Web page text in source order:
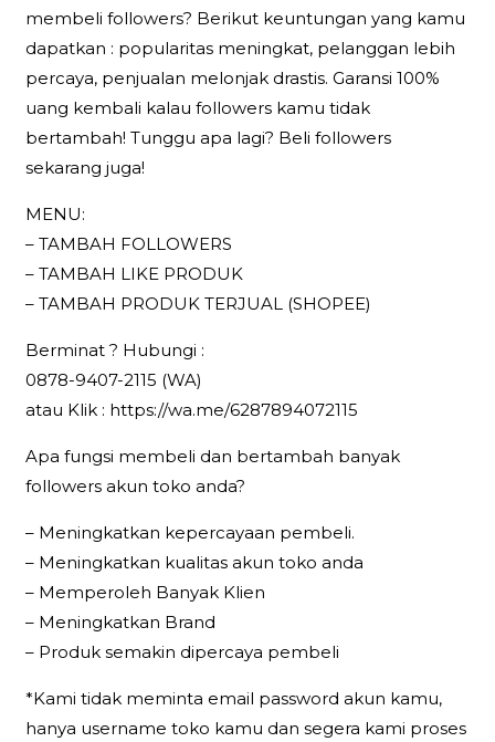
membeli followers? Berikut keuntungan yang kamu
dapatkan : popularitas meningkat, pelanggan lebih
percaya, penjualan melonjak drastis. Garansi 100%
uang kembali kalau followers kamu tidak
bertambah! Tunggu apa lagi? Beli followers
sekarang juga!
MENU:
– TAMBAH FOLLOWERS
– TAMBAH LIKE PRODUK
– TAMBAH PRODUK TERJUAL (SHOPEE)
Berminat ? Hubungi :
0878-9407-2115 (WA)
atau Klik : https://wa.me/6287894072115
Apa fungsi membeli dan bertambah banyak
followers akun toko anda?
– Meningkatkan kepercayaan pembeli.
– Meningkatkan kualitas akun toko anda
– Memperoleh Banyak Klien
– Meningkatkan Brand
– Produk semakin dipercaya pembeli
*Kami tidak meminta email password akun kamu,
hanya username toko kamu dan segera kami proses